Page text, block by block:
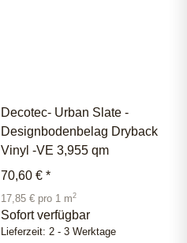
Decotec- Urban Slate -
Designbodenbelag Dryback
Vinyl -VE 3,955 qm
70,60 € *
17,85 € pro 1 m2
Sofort verfügbar
Lieferzeit: 2 - 3 Werktage